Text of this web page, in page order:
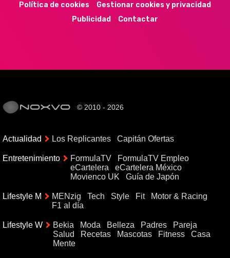
Política de cookies
Gestionar cookies y privacidad
Publicidad
Contactar
© 2010 - 2026
Actualidad Los Replicantes Capitán Ofertas
Entretenimiento FormulaTV
FormulaTV Empleo
eCartelera
eCartelera México
Movienco UK
Guía de Japón
Lifestyle M MENzig Tech Style Fit
Motor & Racing
F1 al día
Lifestyle W Bekia Moda Belleza Padres
Pareja
Salud
Recetas Mascotas Fitness
Casa
Mente